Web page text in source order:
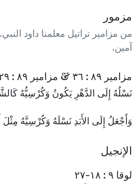
مزمور
من مزامير تراتيل معلمنا داود
آمين.
مزامير ٨٩ : ٣٦ & مزامير ٨٩ : ٢٩
نَسْلُهُ إِلَى الدَّهْرِ يَكُونُ وَكُرْسِيُّهُ
وَأَجْعَلُ إِلَى الأَبَدِ نَسْلَهُ وَكُرْسِيَّهُ مِثْلَ
الإنجيل
لوقا ٩ : ١٨-٢٧